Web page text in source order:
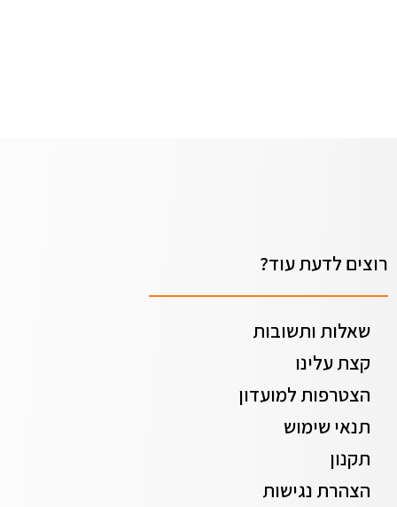
רוצים לדעת עוד?
שאלות ותשובות
קצת עלינו
הצטרפות למועדון
תנאי שימוש
תקנון
הצהרת נגישות